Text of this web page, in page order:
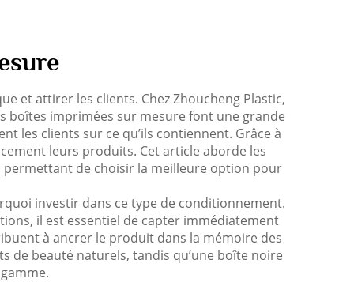
et attirer les clients. Chez Zhoucheng Plastic,
boîtes imprimées sur mesure font une grande
les clients sur ce qu’ils contiennent. Grâce à
leurs produits. Cet article aborde les
permettant de choisir la meilleure option pour
investir dans ce type de conditionnement.
il est essentiel de capter immédiatement
à ancrer le produit dans la mémoire des
de beauté naturels, tandis qu’une boîte noire